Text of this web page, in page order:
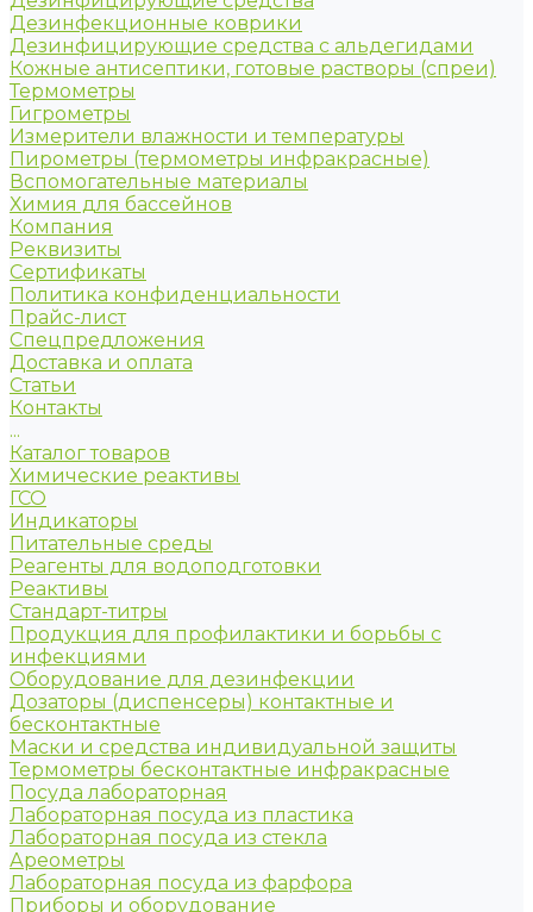
Дезинфекционные коврики
Дезинфицирующие средства с альдегидами
Кожные антисептики, готовые растворы (спреи)
Термометры
Гигрометры
Измерители влажности и температуры
Пирометры (термометры инфракрасные)
Вспомогательные материалы
Химия для бассейнов
Компания
Реквизиты
Сертификаты
Политика конфиденциальности
Прайс-лист
Спецпредложения
Доставка и оплата
Статьи
Контакты
...
Каталог товаров
Химические реактивы
ГСО
Индикаторы
Питательные среды
Реагенты для водоподготовки
Реактивы
Стандарт-титры
Продукция для профилактики и борьбы с
инфекциями
Оборудование для дезинфекции
Дозаторы (диспенсеры) контактные и
бесконтактные
Маски и средства индивидуальной защиты
Термометры бесконтактные инфракрасные
Посуда лабораторная
Лабораторная посуда из пластика
Лабораторная посуда из стекла
Ареометры
Лабораторная посуда из фарфора
Приборы и оборудование